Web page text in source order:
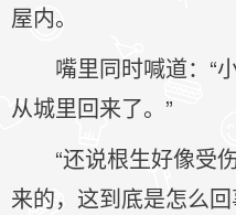
屋内。
嘴里同时喊道：“
从城里回来了。”
“还说根生好像受
来的，这到底是怎么回